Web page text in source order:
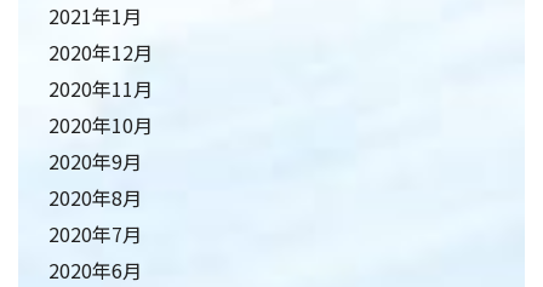
2021年1月
2020年12月
2020年11月
2020年10月
2020年9月
2020年8月
2020年7月
2020年6月